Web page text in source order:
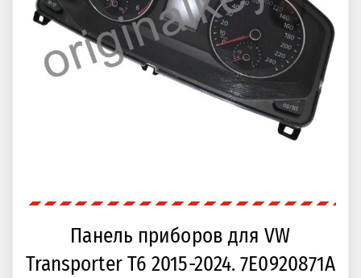
Панель приборов для VW
Transporter T6 2015-2024. 7E0920871A